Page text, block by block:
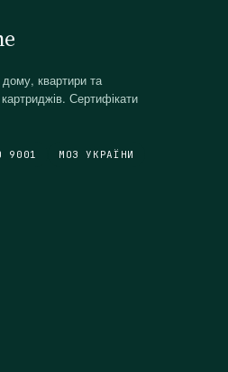
квартири та
Сертифікати
9001 МОЗ УКРАЇНИ